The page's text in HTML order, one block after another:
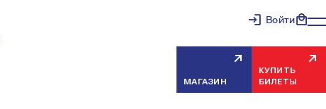
Войти
МАГАЗИН
КУПИТЬ
БИЛЕТЫ